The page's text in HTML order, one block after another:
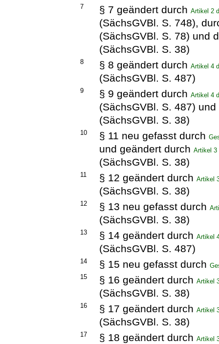
7 § 7 geändert durchArtikel 2
(SächsGVBl. S. 748),
(SächsGVBl. S. 78) und
(SächsGVBl. S. 38)
8 § 8 geändert durchArtikel 4
(SächsGVBl. S. 487)
9 § 9 geändert durchArtikel 4
(SächsGVBl. S. 487)
(SächsGVBl. S. 38)
10 § 11 neu gefasst durch
und geändert durchArtikel 3
(SächsGVBl. S. 38)
11 § 12 geändert durchArtikel
(SächsGVBl. S. 38)
12 § 13 neu gefasst durch
(SächsGVBl. S. 38)
13 § 14 geändert durchArtikel
(SächsGVBl. S. 487)
14 § 15 neu gefasst durch
15
§ 16 geändert durchArtikel
(SächsGVBl. S. 38)
16 § 17 geändert durchArtikel
(SächsGVBl. S. 38)
17 § 18 geändert durchArtikel